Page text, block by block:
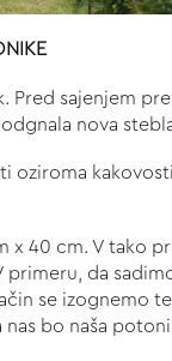
sajenjem
nova
40 cm. V tako
da
se izognemo
bo naša